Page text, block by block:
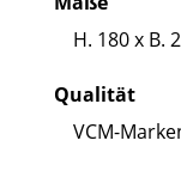
H. 180 x B.
Qualität
VCM-